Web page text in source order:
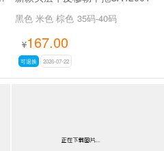
黑色 米色 棕色 35码-40码
¥167.00
可退换 2026-07-22